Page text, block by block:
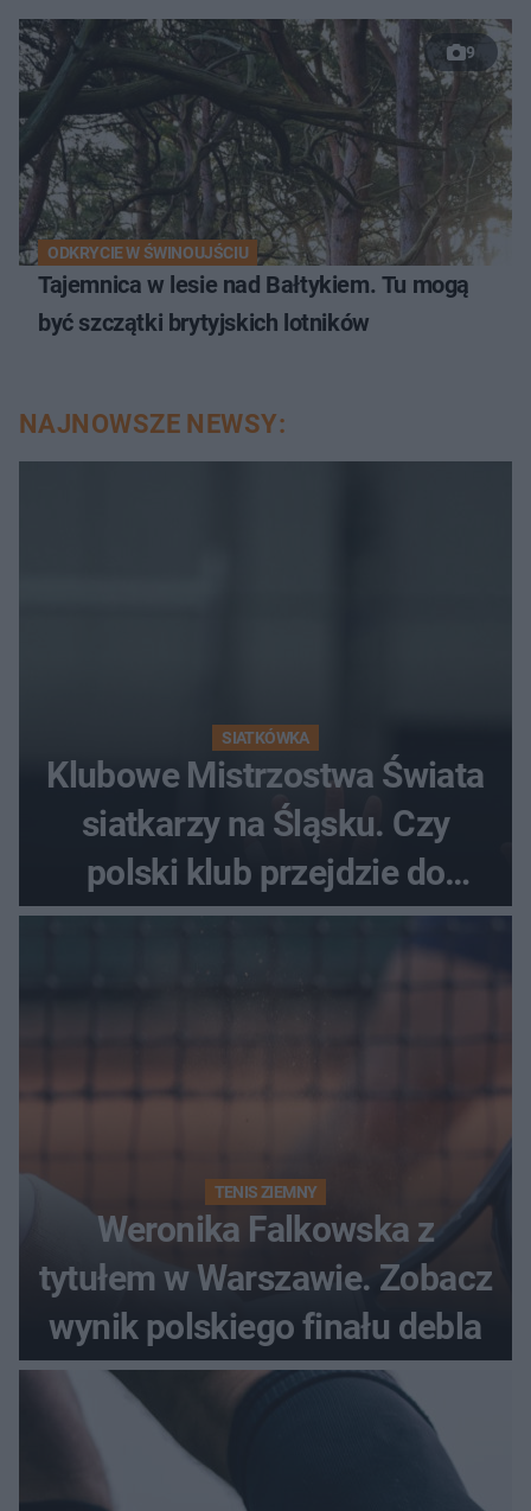
9
ODKRYCIE W ŚWINOUJŚCIU
Tajemnica w lesie nad Bałtykiem. Tu mogą
być szczątki brytyjskich lotników
NAJNOWSZE NEWSY:
SIATKÓWKA
Klubowe Mistrzostwa Świata
siatkarzy na Śląsku. Czy
polski klub przejdzie do
historii
TENIS ZIEMNY
Weronika Falkowska z
tytułem w Warszawie. Zobacz
wynik polskiego finału debla